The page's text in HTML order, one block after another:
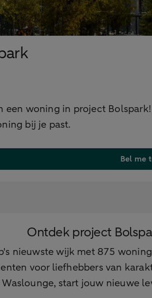
woning in project
bij je past.
Bel me
Ontdek project
nieuwste wijk met 875
voor liefhebbers van
Waslounge, start jouw nieuwe